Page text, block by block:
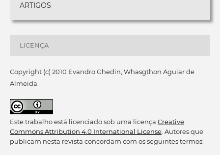
ARTIGOS
LICENÇA
Copyright (c) 2010 Evandro Ghedin, Whasgthon Aguiar de
Almeida
Este trabalho está licenciado sob uma licença Creative
Commons Attribution 4.0 International License. Autores que
publicam nesta revista concordam com os seguintes termos: